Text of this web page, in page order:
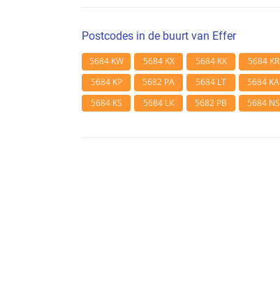
Postcodes in de buurt van Effer
5684 KW 5684 KX 5684 KK 5684 KR
5684 KP
5682 PA 5684 LT 5684 KA
5684 KS
5684 LK 5682 PB 5684 NS